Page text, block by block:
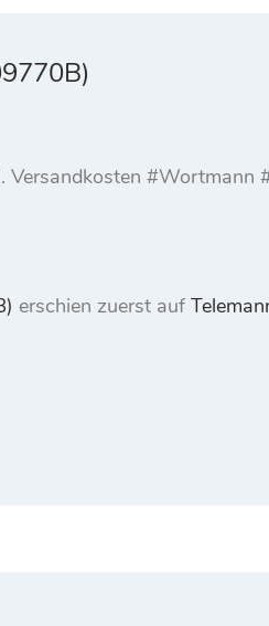
Versandkosten #Wortmann
erschien zuerst auf